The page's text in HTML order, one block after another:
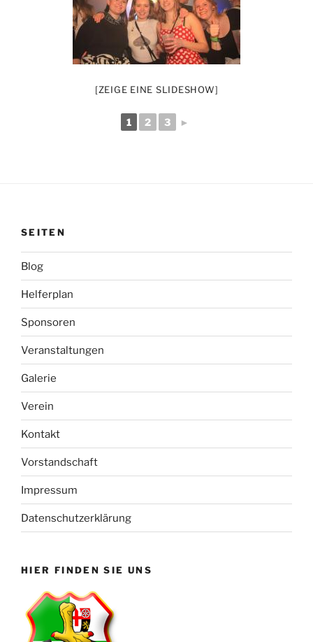
[ZEIGE EINE SLIDESHOW]
1 2 3 ►
SEITEN
Blog
Helferplan
Sponsoren
Veranstaltungen
Galerie
Verein
Kontakt
Vorstandschaft
Impressum
Datenschutzerklärung
HIER FINDEN SIE UNS